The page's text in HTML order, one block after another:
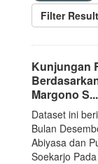
Filter
Kunjungan
Margono S...
Dataset ini
Bulan
Abiyasa dan
Soekarjo